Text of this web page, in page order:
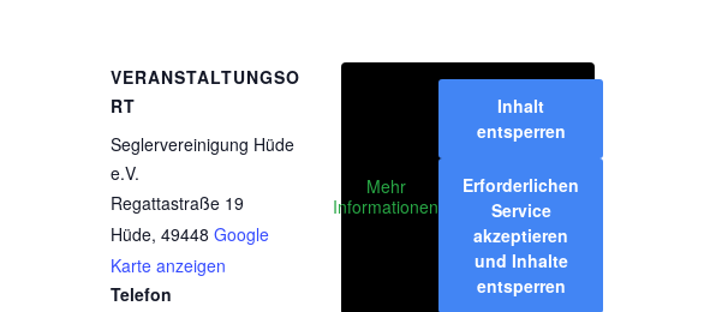
VERANSTALTUNGSO
RT
Seglervereinigung Hüde
e.V.
Regattastraße 19
Hüde, 49448 Google
Karte anzeigen
Telefon
Mehr
Informationen
Inhalt
entsperren
Erforderlichen
Service
akzeptieren
und Inhalte
entsperren